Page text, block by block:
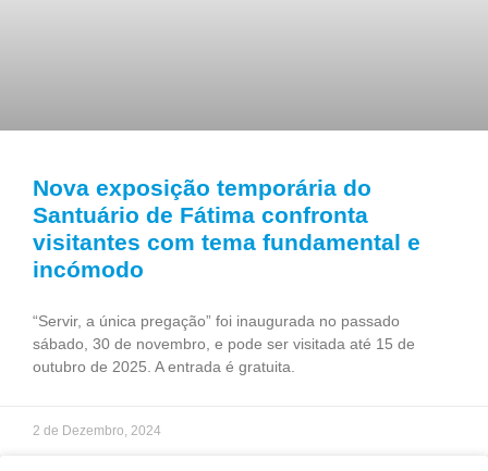
Nova exposição temporária do
Santuário de Fátima confronta
visitantes com tema fundamental e
incómodo
“Servir, a única pregação” foi inaugurada no passado
sábado, 30 de novembro, e pode ser visitada até 15 de
outubro de 2025. A entrada é gratuita.
2 de Dezembro, 2024